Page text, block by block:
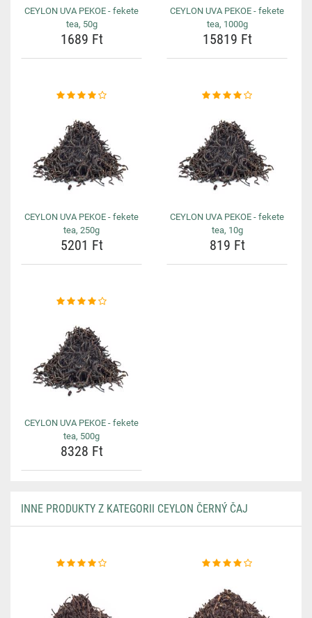
CEYLON UVA PEKOE - fekete
tea, 50g
1689 Ft
CEYLON UVA PEKOE - fekete
tea, 1000g
15819 Ft
CEYLON UVA PEKOE - fekete
tea, 250g
5201 Ft
CEYLON UVA PEKOE - fekete
tea, 10g
819 Ft
CEYLON UVA PEKOE - fekete
tea, 500g
8328 Ft
INNE PRODUKTY Z KATEGORII CEYLON ČERNÝ ČAJ